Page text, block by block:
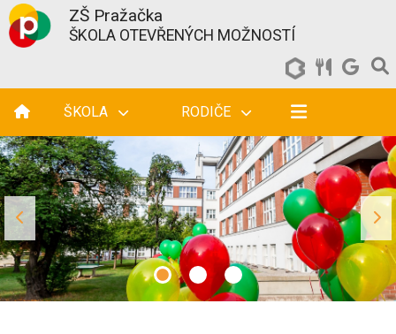
ZŠ Pražačka
ŠKOLA OTEVŘENÝCH MOŽNOSTÍ
ŠKOLA RODIČE